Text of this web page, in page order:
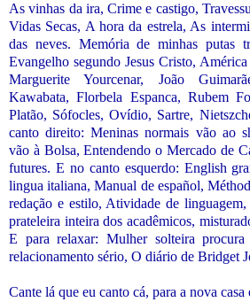
As vinhas da ira, Crime e castigo,
Vidas Secas, A hora da estrela, As
das neves. Memória de minhas putas
Evangelho segundo Jesus Cristo,
Marguerite Yourcenar, João
Kawabata, Florbela Espanca, Rubem
Platão, Sófocles, Ovídio, Sartre,
canto direito: Meninas normais vão ao
vão à Bolsa, Entendendo o Mercado de
futures. E no canto esquerdo: English
lingua italiana, Manual de español,
redação e estilo, Atividade de
prateleira inteira dos acadêmicos,
E para relaxar: Mulher solteira procura
relacionamento sério, O diário de Bridget
Cante lá que eu canto cá, para a nova